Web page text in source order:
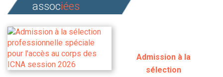
associées
Admission à la
sélection